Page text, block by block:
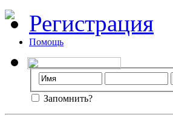
Регистрация
Помощь
Запомнить?